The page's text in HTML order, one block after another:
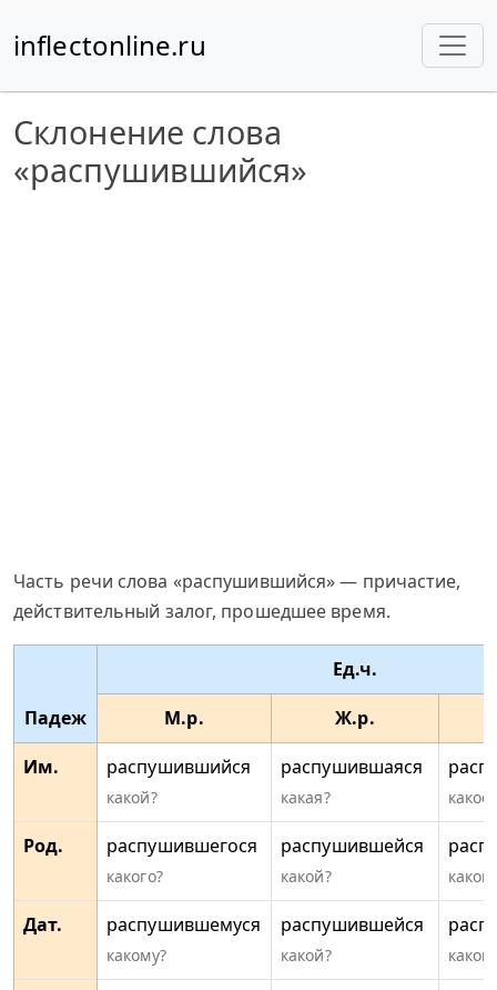
inflectonline.ru
Склонение слова
«распушившийся»
Часть речи слова «распушившийся» — причастие,
действительный залог, прошедшее время.
Падеж
Ед.ч.
М.р.
Ж.р.
Им.
распушившийся
какой?
распушившаяся
какая? какое?
Род. распушившегося
какого?
распушившейся
какой?
Дат. распушившемуся
какому?
распушившейся
какой?